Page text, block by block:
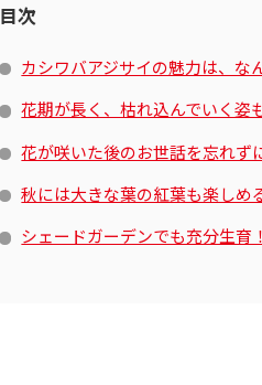
目次
カシワバアジサイの魅力は、な
花期が長く、枯れ込んでいく姿
花が咲いた後のお世話を忘れず
秋には大きな葉の紅葉も楽しめ
シェードガーデンでも充分生育！